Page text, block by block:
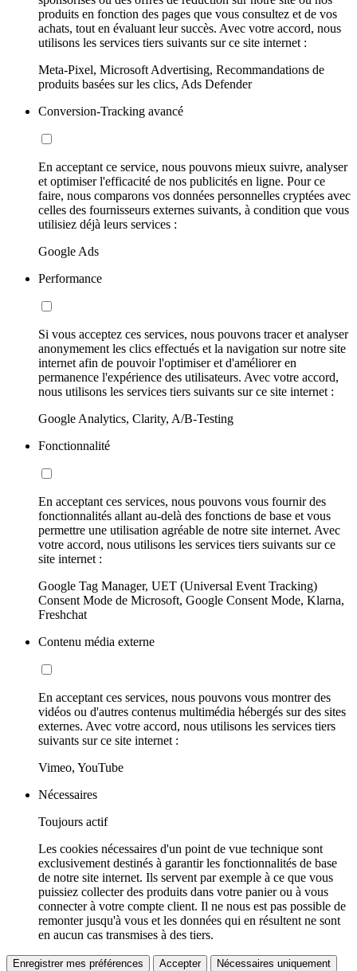
produits en fonction des pages que vous consultez et de vos
achats, tout en évaluant leur succès. Avec votre accord, nous
utilisons les services tiers suivants sur ce site internet :
Meta-Pixel, Microsoft Advertising, Recommandations de
produits basées sur les clics, Ads Defender
Conversion-Tracking avancé
En acceptant ce service, nous pouvons mieux suivre, analyser
et optimiser l'efficacité de nos publicités en ligne. Pour ce
faire, nous comparons vos données personnelles cryptées avec
celles des fournisseurs externes suivants, à condition que vous
utilisiez déjà leurs services :
Google Ads
Performance
Si vous acceptez ces services, nous pouvons tracer et analyser
anonymement les clics effectués et la navigation sur notre site
internet afin de pouvoir l'optimiser et d'améliorer en
permanence l'expérience des utilisateurs. Avec votre accord,
nous utilisons les services tiers suivants sur ce site internet :
Google Analytics, Clarity, A/B-Testing
Fonctionnalité
En acceptant ces services, nous pouvons vous fournir des
fonctionnalités allant au-delà des fonctions de base et vous
permettre une utilisation agréable de notre site internet. Avec
votre accord, nous utilisons les services tiers suivants sur ce
site internet :
Google Tag Manager, UET (Universal Event Tracking)
Consent Mode de Microsoft, Google Consent Mode, Klarna,
Freshchat
Contenu média externe
En acceptant ces services, nous pouvons vous montrer des
vidéos ou d'autres contenus multimédia hébergés sur des sites
externes. Avec votre accord, nous utilisons les services tiers
suivants sur ce site internet :
Vimeo, YouTube
Nécessaires
Toujours actif
Les cookies nécessaires d'un point de vue technique sont
exclusivement destinés à garantir les fonctionnalités de base
de notre site internet. Ils servent par exemple à ce que vous
puissiez collecter des produits dans votre panier ou à vous
connecter à votre compte client. Il ne nous est pas possible de
remonter jusqu'à vous et les données qui en résultent ne sont
en aucun cas transmises à des tiers.
Enregistrer mes préférences Accepter Nécessaires uniquement